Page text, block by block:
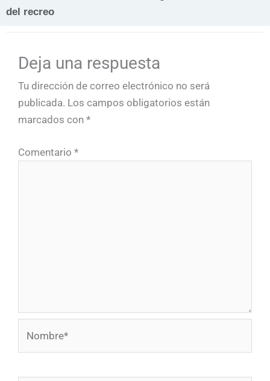
del recreo
Deja una respuesta
Tu dirección de correo electrónico no será
publicada. Los campos obligatorios están
marcados con *
Comentario *